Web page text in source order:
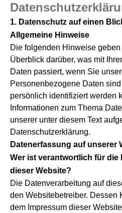
1. Datenschutz auf einen
Allgemeine Hinweise
Die folgenden Hinweise
Überblick darüber, was mit
Daten passiert, wenn Sie
Personenbezogene Daten
persönlich identifiziert werden
Informationen zum Thema
unserer unter diesem Text
Datenschutzerklärung.
Datenerfassung auf unserer
Wer ist verantwortlich für die
dieser Website?
Die Datenverarbeitung auf
den Websitebetreiber. Dessen
dem Impressum dieser